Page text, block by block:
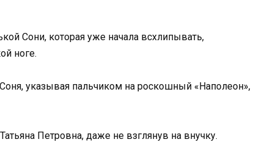
Сони, которая уже начала всхлипывать,
ноге.
указывая пальчиком на роскошный «Наполеон»,
Петровна, даже не взглянув на внучку.